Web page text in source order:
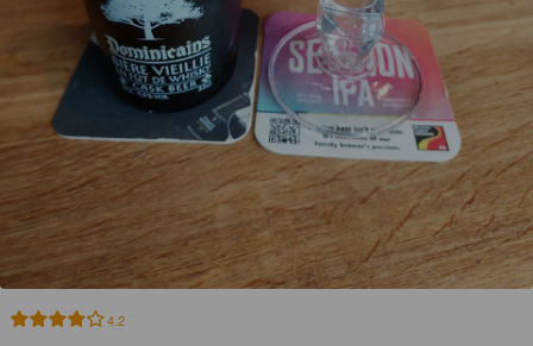
4.2